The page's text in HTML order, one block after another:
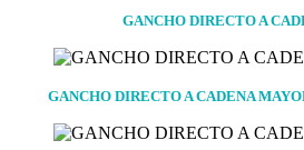
GANCHO DIRECTO A
GANCHO DIRECTO A CADENA